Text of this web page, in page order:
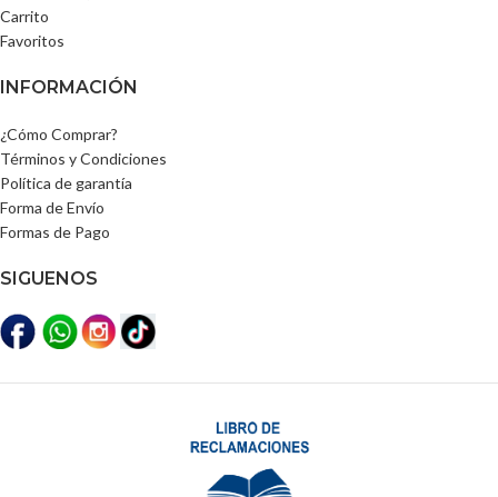
Carrito
Favoritos
INFORMACIÓN
¿Cómo Comprar?
Términos y Condiciones
Política de garantía
Forma de Envío
Formas de Pago
SIGUENOS